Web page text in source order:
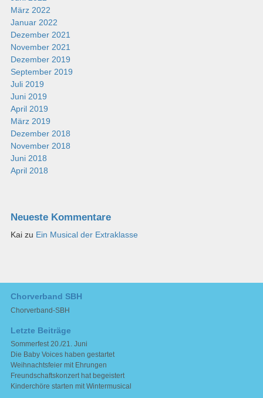
März 2022
Januar 2022
Dezember 2021
November 2021
Dezember 2019
September 2019
Juli 2019
Juni 2019
April 2019
März 2019
Dezember 2018
November 2018
Juni 2018
April 2018
Neueste Kommentare
Kaizu Ein Musical der Extraklasse
Chorverband SBH
Chorverband-SBH
Letzte Beiträge
Sommerfest 20./21. Juni
Die Baby Voices haben gestartet
Weihnachtsfeier mit Ehrungen
Freundschaftskonzert hat begeistert
Kinderchöre starten mit Wintermusical